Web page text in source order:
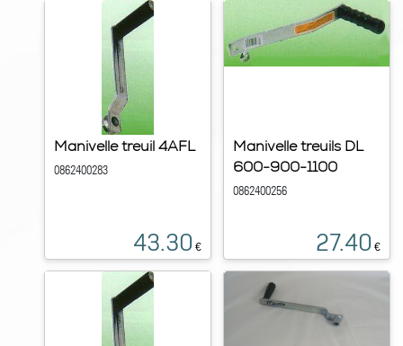
Manivelle treuil 4AFL
0862400283
43.30 €
Manivelle treuils DL
600-900-1100
0862400256
27.40 €